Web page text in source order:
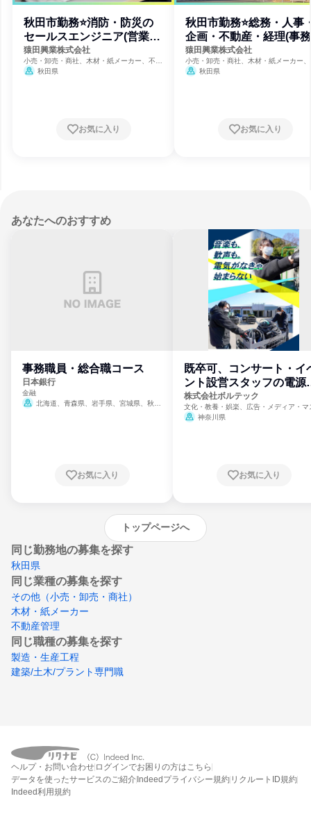
秋田市勤務⭐消防・防災の
セールスエンジニア(営業
系)
猿田興業株式会社
小売・卸売・商社、木材・紙メーカー、不動
産管理秋田県
お気に入り
秋田市勤務⭐総務・人事
企画・不動産・経理(事務
系)
猿田興業株式会社
小売・卸売・商社、木材・紙メーカー
産管理秋田県
お気に入り
あなたへのおすすめ
事務職員・総合職コース
日本銀行
金融
北海道、青森県、岩手県、宮城県、秋田
崎県、熊本県、大分県、宮崎県、鹿児島県、
お気に入り
既卒可、コンサート・イ
ント設営スタッフの電源
門
株式会社ボルテック
文化・教養・娯楽、広告・メディア・マ
ミ、電力・ガス・水道・エネルギー
神奈川県
お気に入り
トップページへ
同じ勤務地の募集を探す
秋田県
同じ業種の募集を探す
その他（小売・卸売・商社）
木材・紙メーカー
不動産管理
同じ職種の募集を探す
製造・生産工程
建築/土木/プラント専門職
ヘルプ・お問い合わせ ログインでお困りの方はこちら
データを使ったサービスのご紹介Indeedプライバシー規約 リクルートID規約
Indeed利用規約